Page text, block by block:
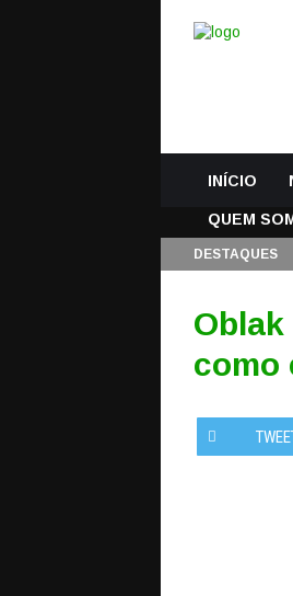
INÍCIO
QUEM
DESTAQUES
como